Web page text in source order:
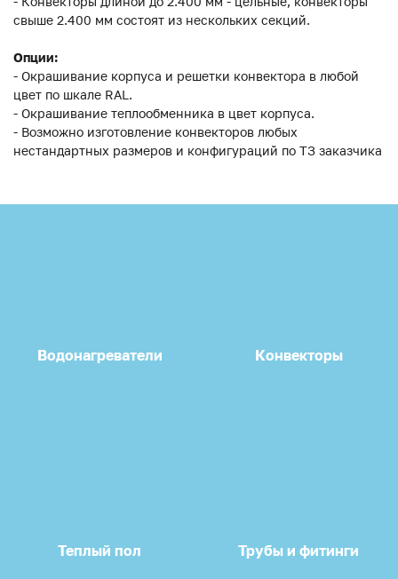
свыше 2.400 мм состоят из нескольких секций.
Опции:
- Окрашивание корпуса и решетки конвектора в любой
цвет по шкале RAL.
- Окрашивание теплообменника в цвет корпуса.
- Возможно изготовление конвекторов любых
нестандартных размеров и конфигураций по ТЗ заказчика
Водонагреватели Конвекторы
Теплый пол Трубы и фитинги